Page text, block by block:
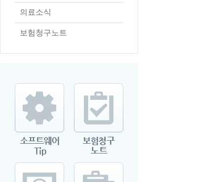
의료소식
보험청구노트